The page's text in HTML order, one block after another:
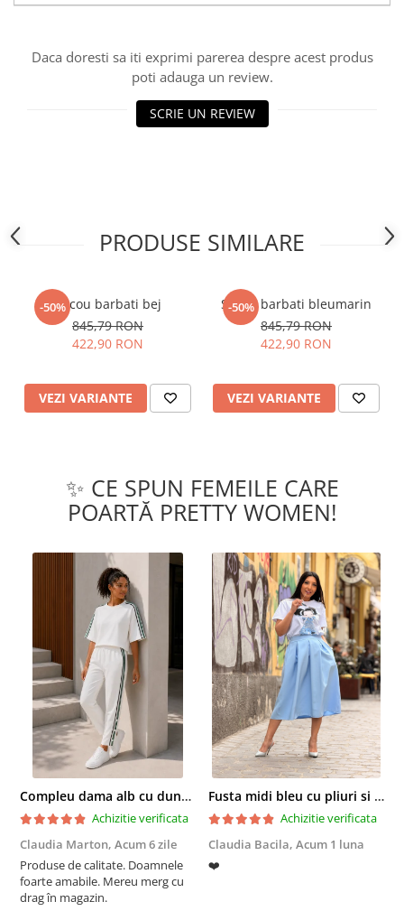
Daca doresti sa iti exprimi parerea despre acest produs
poti adauga un review.
SCRIE UN REVIEW
PRODUSE SIMILARE
-50%Sacou barbati bej
845,79 RON
422,90 RON
VEZI VARIANTE
-50%
Sacou barbati bleumarin
845,79 RON
422,90 RON
VEZI VARIANTE
✨ CE SPUN FEMEILE CARE
POARTĂ PRETTY WOMEN!
Compleu dama alb cu dungi laterale in nuante de verde si negru
Achizitie verificata
Claudia Marton, Acum 6 zile
Produse de calitate. Doamnele
foarte amabile. Mereu merg cu
drag în magazin.
Fusta midi bleu cu pliuri si buzunare
Achizitie verificata
Claudia Bacila, Acum 1 luna
❤️